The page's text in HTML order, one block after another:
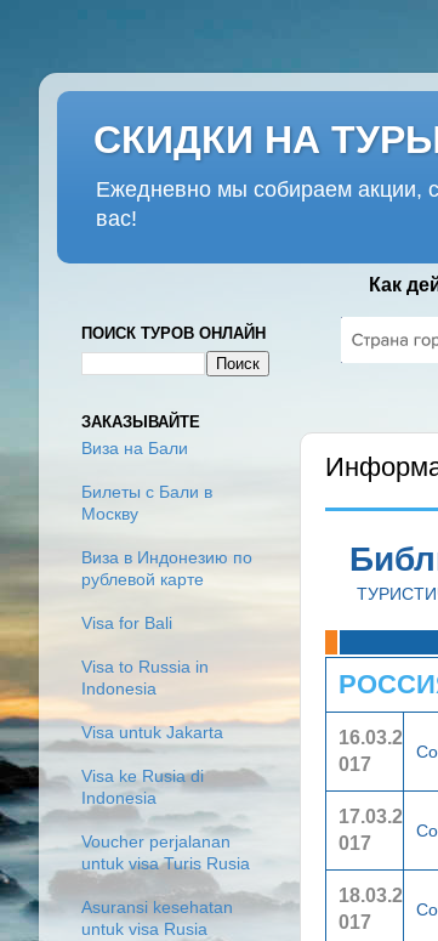
СКИДКИ НА
Ежедневно мы собираем акции,
вас!
Как
16.03.2
017
17.03.2
017
18.03.2
017
ПОИСК ТУРОВ ОНЛАЙН
ЗАКАЗЫВАЙТЕ
Виза на Бали
Билеты с Бали в
Москву
Виза в Индонезию по
рублевой карте
Visa for Bali
Visa to Russia in
Indonesia
Visa untuk Jakarta
Visa ke Rusia di
Indonesia
Voucher perjalanan
untuk visa Turis Rusia
Asuransi kesehatan
untuk visa Rusia